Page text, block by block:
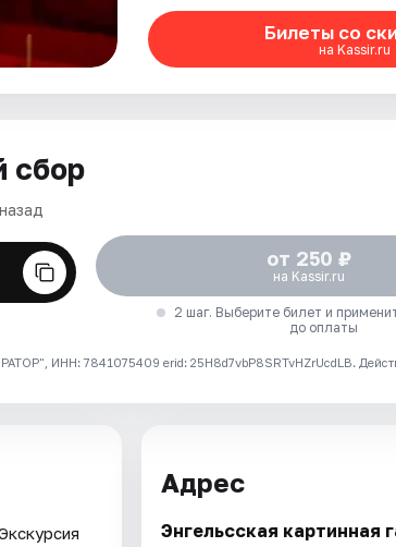
Билеты со
на Kassir.ru
сбор
от 250 ₽
на Kassir.ru
2 шаг. Выберите билет и
до оплаты
ИНН: 7841075409 erid: 25H8d7vbP8SRTvHZrUcdLB.
Адрес
Энгельсская картинная